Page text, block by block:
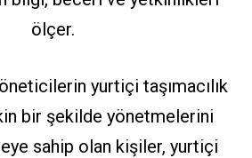
ölçer.
yurtiçi taşımacılık
bir şekilde yönetmelerini
sahip olan kişiler, yurtiçi